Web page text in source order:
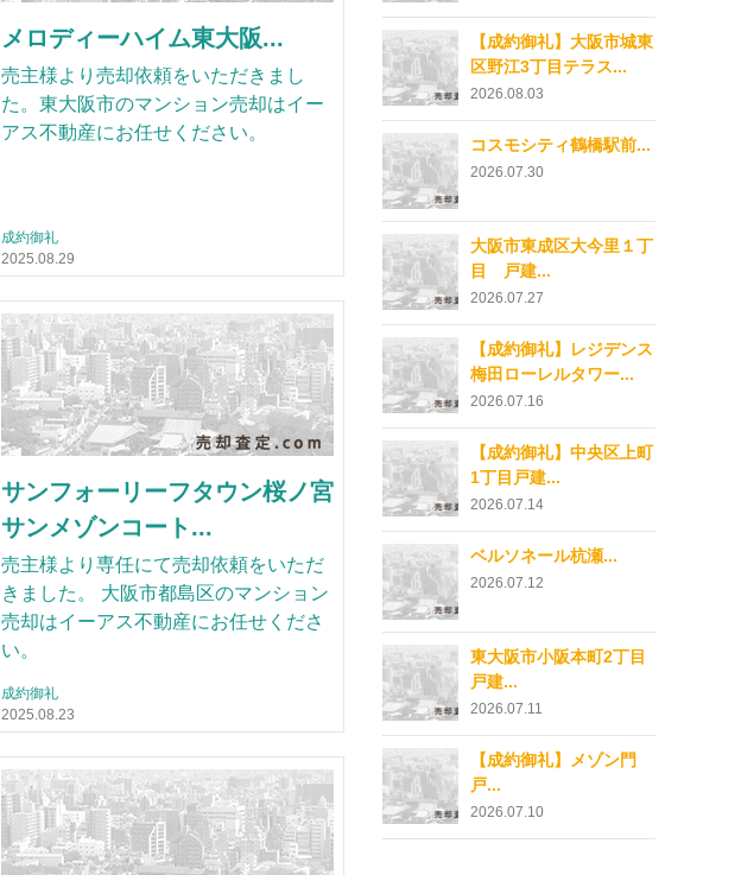
メロディーハイム東大阪...
売主様より売却依頼をいただきまし
た。東大阪市のマンション売却はイー
アス不動産にお任せください。
成約御礼
2025.08.29
サンフォーリーフタウン桜ノ宮
サンメゾンコート...
売主様より専任にて売却依頼をいただ
きました。 大阪市都島区のマンション
売却はイーアス不動産にお任せくださ
い。
成約御礼
2025.08.23
【成約御礼】大阪市城東
区野江3丁目テラス...
2026.08.03
コスモシティ鶴橋駅前...
2026.07.30
大阪市東成区大今里１丁
目 戸建...
2026.07.27
【成約御礼】レジデンス
梅田ローレルタワー...
2026.07.16
【成約御礼】中央区上町
1丁目戸建...
2026.07.14
ベルソネール杭瀬...
2026.07.12
東大阪市小阪本町2丁目
戸建...
2026.07.11
【成約御礼】メゾン門
戸...
2026.07.10